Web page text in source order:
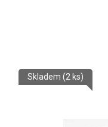
Skladem (2 ks)